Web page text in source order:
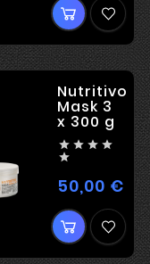
Nutritivo
Mask 3
x 300 g
   

50,00 €